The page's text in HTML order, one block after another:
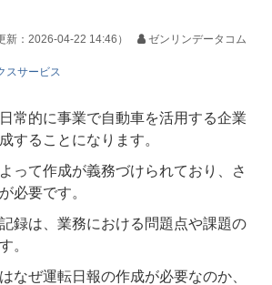
新： 2026-04-22 14:46 ）
ゼンリンデータコム
スサービス
常的に事業で自動車を活用する企業
することになります。
って作成が義務づけられており、さ
必要です。
録は、業務における問題点や課題の
。
なぜ運転日報の作成が必要なのか、